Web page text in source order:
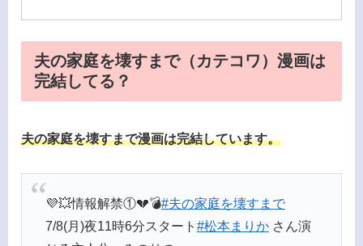
夫の家庭を壊すまで（カテコワ）漫画は
完結してる？
夫の家庭を壊すまで漫画は完結しています。
💜💥情報解禁①💔💣️#夫の家庭を壊すまで
7/8(月)夜11時6分スタート #松本まりかさん演